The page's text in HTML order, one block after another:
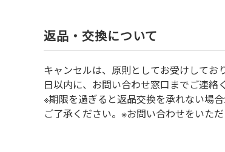
返品・交換について
キャンセルは、原則としてお受けしてお
⽇以内に、お問い合わせ窓⼝までご連絡
※期限を過ぎると返品交換を承れない場
ご了承ください。※お問い合わせをいた